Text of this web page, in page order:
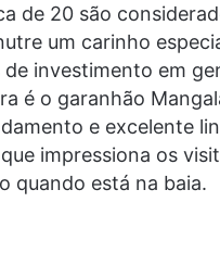
de 20 são
um carinho
investimento em
é o garanhão
e excelente
impressiona os
quando está na baia.